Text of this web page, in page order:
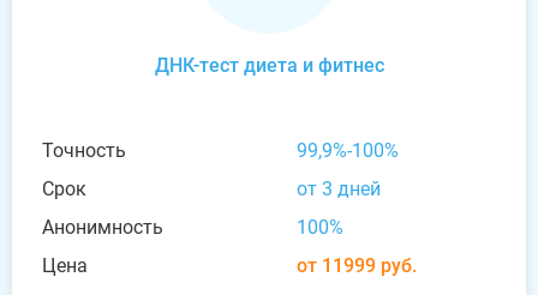
ДНК-тест диета и фитнес
Точность
99,9%-100%
Срок
от 3 дней
Анонимность
100%
Цена
от 11999 руб.